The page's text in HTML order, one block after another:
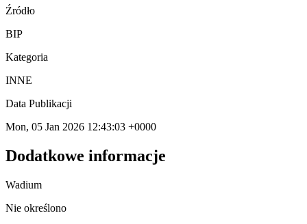
Źródło
BIP
Kategoria
INNE
Data Publikacji
Mon, 05 Jan 2026 12:43:03 +0000
Dodatkowe informacje
Wadium
Nie określono